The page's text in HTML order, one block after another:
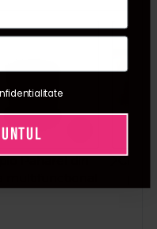
Paharel din
Cupio